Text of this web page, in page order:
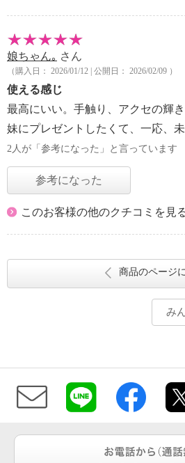
娘ちゃん｡ さん
（購入日： 2026/01/12 | 公開日： 2026/02/09 ）
使える感じ
最高にいい。手触り、アクセの輝
妹にプレゼントしたくて、一応、未
2人が「参考になった」と言っています
参考になった
このお客様の他のクチコミを見
商品のページ
み